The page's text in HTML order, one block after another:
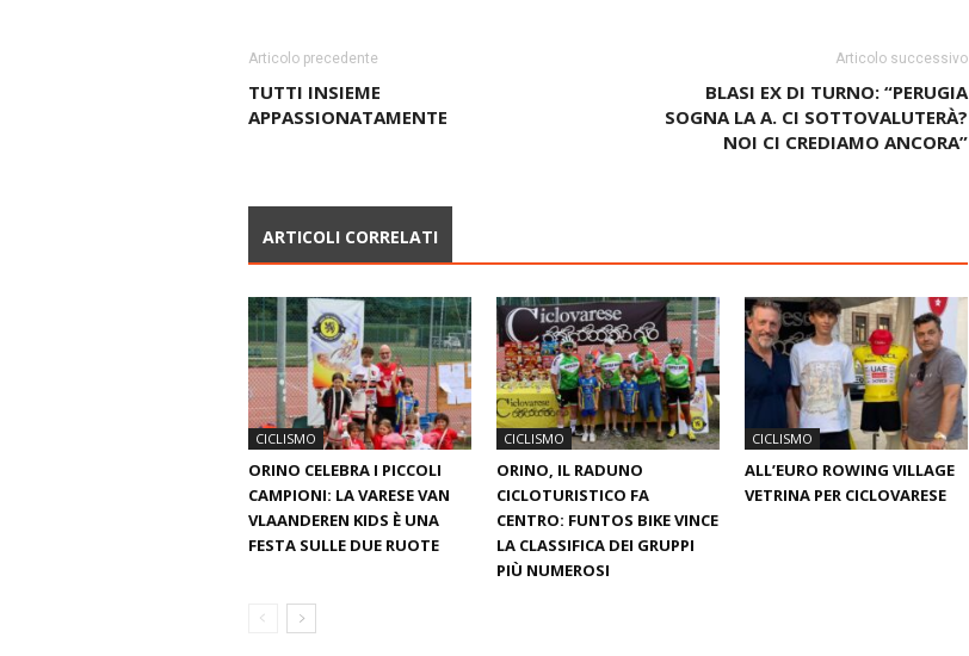
Articolo precedente
TUTTI INSIEME
APPASSIONATAMENTE
Articolo successivo
BLASI EX DI TURNO: “PERUGIA
SOGNA LA A. CI SOTTOVALUTERÀ?
NOI CI CREDIAMO ANCORA”
ARTICOLI CORRELATI
CICLISMO
ORINO CELEBRA I PICCOLI
CAMPIONI: LA VARESE VAN
VLAANDEREN KIDS È UNA
FESTA SULLE DUE RUOTE
CICLISMO
ORINO, IL RADUNO
CICLOTURISTICO FA
CENTRO: FUNTOS BIKE VINCE
LA CLASSIFICA DEI GRUPPI
PIÙ NUMEROSI
CICLISMO
ALL’EURO ROWING VILLAGE
VETRINA PER CICLOVARESE